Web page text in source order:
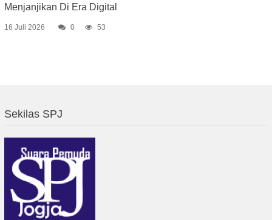
Menjanjikan Di Era Digital
16 Juli 2026 0 53
Sekilas SPJ